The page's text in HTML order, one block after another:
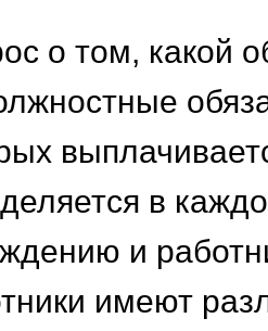
о том, какой
в
и
имеют